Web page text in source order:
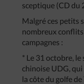
sceptique (CD du
Malgré ces petits
nombreux
campagnes :
* Le 31 octobre,
chinoise UDG,
la côte du golfe de